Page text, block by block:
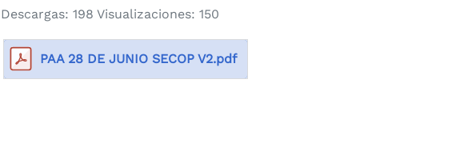
Descargas: 198 Visualizaciones: 150
PAA 28 DE JUNIO SECOP V2.pdf